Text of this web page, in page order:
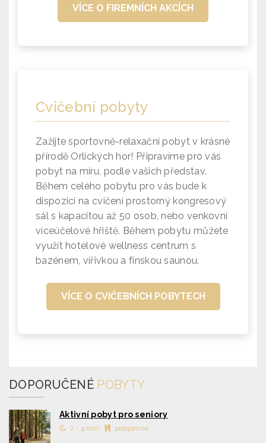
VÍCE O FIREMNÍCH AKCÍCH
Cvičební pobyty
Zažijte sportovně-relaxační pobyt v krásné
přírodě Orlických hor! Připravíme pro vás
pobyt na míru, podle vašich představ.
Během celého pobytu pro vás bude k
dispozici na cvičení prostorný kongresový
sál s kapacitou až 50 osob, nebo venkovní
víceúčelové hřiště. Během pobytu můžete
využít hotelové wellness centrum s
bazénem, vířivkou a finskou saunou.
VÍCE O CVIČEBNÍCH POBYTECH
DOPORUČENÉ POBYTY
Aktivní pobyt pro seniory
2 - 4 nocí polopenze